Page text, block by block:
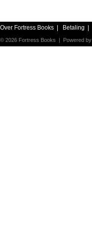
Over Fortress Books Betaling
© 2026 Fortress Books | Powered by